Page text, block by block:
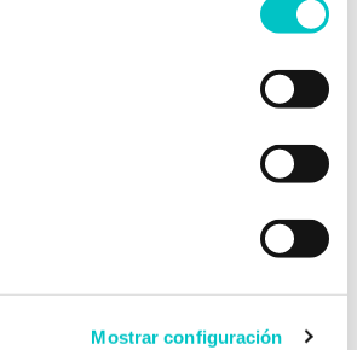
Mostrar configuración
comienza un grupo
que haya jugadores del